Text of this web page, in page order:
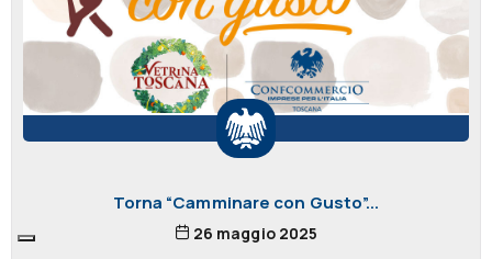
Torna “Camminare con Gusto”...
26 maggio 2025